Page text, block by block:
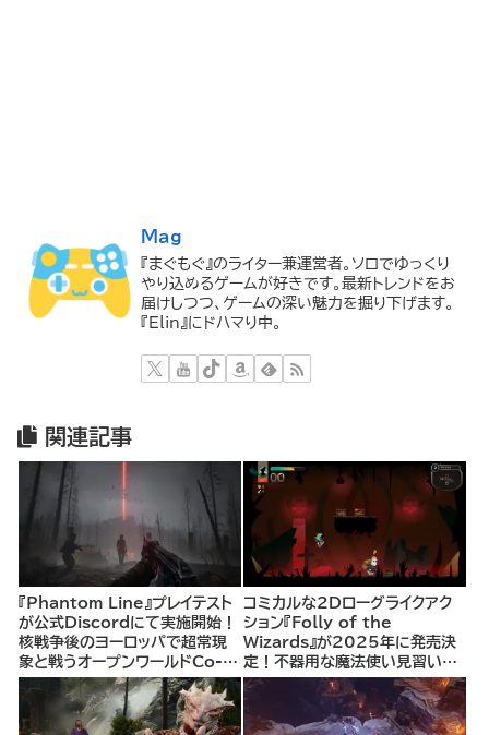
Mag
『まぐもぐ』のライター兼運営者。ソロでゆっくり
やり込めるゲームが好きです。最新トレンドをお
届けしつつ、ゲームの深い魅力を掘り下げます。
『Elin』にドハマり中。
関連記事
『Phantom Line』プレイテスト
が公式Discordにて実施開始！
核戦争後のヨーロッパで超常現
象と戦うオープンワールドCo-
opシューター
コミカルな2Dローグライクアク
ション『Folly of the
Wizards』が2025年に発売決
定！不器用な魔法使い見習いと
して、ランダム生成ダンジョンを
探索し、世界を救う冒険へ。